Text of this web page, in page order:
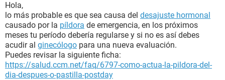
Hola,
lo más probable es que sea causa del desajuste hormonal
causado por la píldora de emergencia, en los próximos
meses tu período debería regularse y si no es así debes
acudir al ginecólogo para una nueva evaluación.
Puedes revisar la siguiente ficha:
https://salud.ccm.net/faq/6797-como-actua-la-pildora-del-
dia-despues-o-pastilla-postday